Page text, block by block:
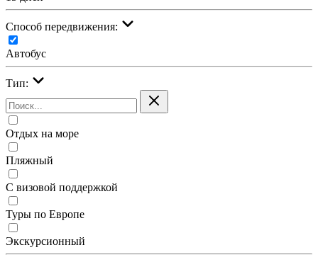
Cпособ передвижения:
Автобус
Тип:
Отдых на море
Пляжный
С визовой поддержкой
Туры по Европе
Экскурсионный